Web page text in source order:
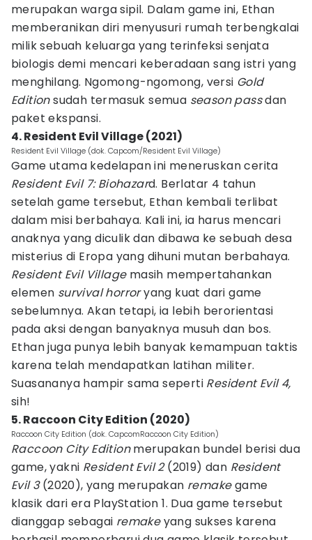
merupakan warga sipil. Dalam game ini, Ethan
memberanikan diri menyusuri rumah terbengkalai
milik sebuah keluarga yang terinfeksi senjata
biologis demi mencari keberadaan sang istri yang
menghilang. Ngomong-ngomong, versi Gold
Editionsudah termasuk semua season passdan
paket ekspansi.
4. Resident Evil Village (2021)
Resident Evil Village (dok. Capcom/Resident Evil Village)
Game utama kedelapan ini meneruskan cerita
Resident Evil 7: Biohazard. Berlatar 4 tahun
setelah game tersebut, Ethan kembali terlibat
dalam misi berbahaya. Kali ini, ia harus mencari
anaknya yang diculik dan dibawa ke sebuah desa
misterius di Eropa yang dihuni mutan berbahaya.
Resident Evil Village masih mempertahankan
elemen survival horroryang kuat dari game
sebelumnya. Akan tetapi, ia lebih berorientasi
pada aksi dengan banyaknya musuh dan bos.
Ethan juga punya lebih banyak kemampuan taktis
karena telah mendapatkan latihan militer.
Suasananya hampir sama seperti Resident Evil 4,
sih!
5. Raccoon City Edition (2020)
Raccoon City Edition (dok. CapcomRaccoon City Edition)
Raccoon City Editionmerupakan bundel berisi dua
game, yakni Resident Evil 2(2019) dan Resident
Evil 3(2020), yang merupakan remakegame
klasik dari era PlayStation 1. Dua game tersebut
dianggap sebagai remakeyang sukses karena